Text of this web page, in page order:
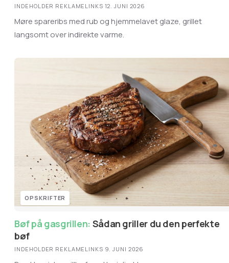
INDEHOLDER REKLAMELINKS·12. JUNI 2026
Møre spareribs med rub og hjemmelavet glaze, grillet
langsomt over indirekte varme.
OPSKRIFTER
Bøf på gasgrillen:
bøf
INDEHOLDER REKLAMELINKS·9. JUNI 2026